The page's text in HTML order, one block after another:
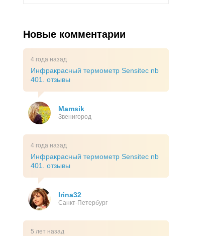
Новые комментарии
4 года назад
Инфракрасный термометр Sensitec nb
401. отзывы
Mamsik
Звенигород
4 года назад
Инфракрасный термометр Sensitec nb
401. отзывы
Irina32
Санкт-Петербург
5 лет назад